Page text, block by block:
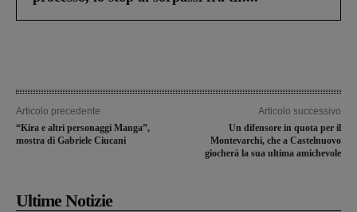
Articolo precedente
“Kira e altri personaggi Manga”,
mostra di Gabriele Ciucani
Articolo successivo
Un difensore in quota per il
Montevarchi, che a Castelnuovo
giocherà la sua ultima amichevole
Ultime Notizie